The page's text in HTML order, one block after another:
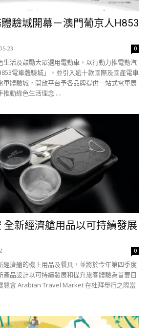
驗城開幕－澳門葡京人H853
23 0
生活及鼓勵大眾選用電動車，以行動力推電動汽
電車體驗城」，並引入逾十款國際及國產電車
車體驗城，開放平台予各品牌提供一站式電車展
動綠色生活理念.....
全新經濟艙用品以可持續發展
0
經濟艙的機上用品及餐具，並將於今年第四季度
產品設計以可持續發展和提升旅客體驗為首要目
覽會 Arabian Travel Market 在杜拜舉行之際當